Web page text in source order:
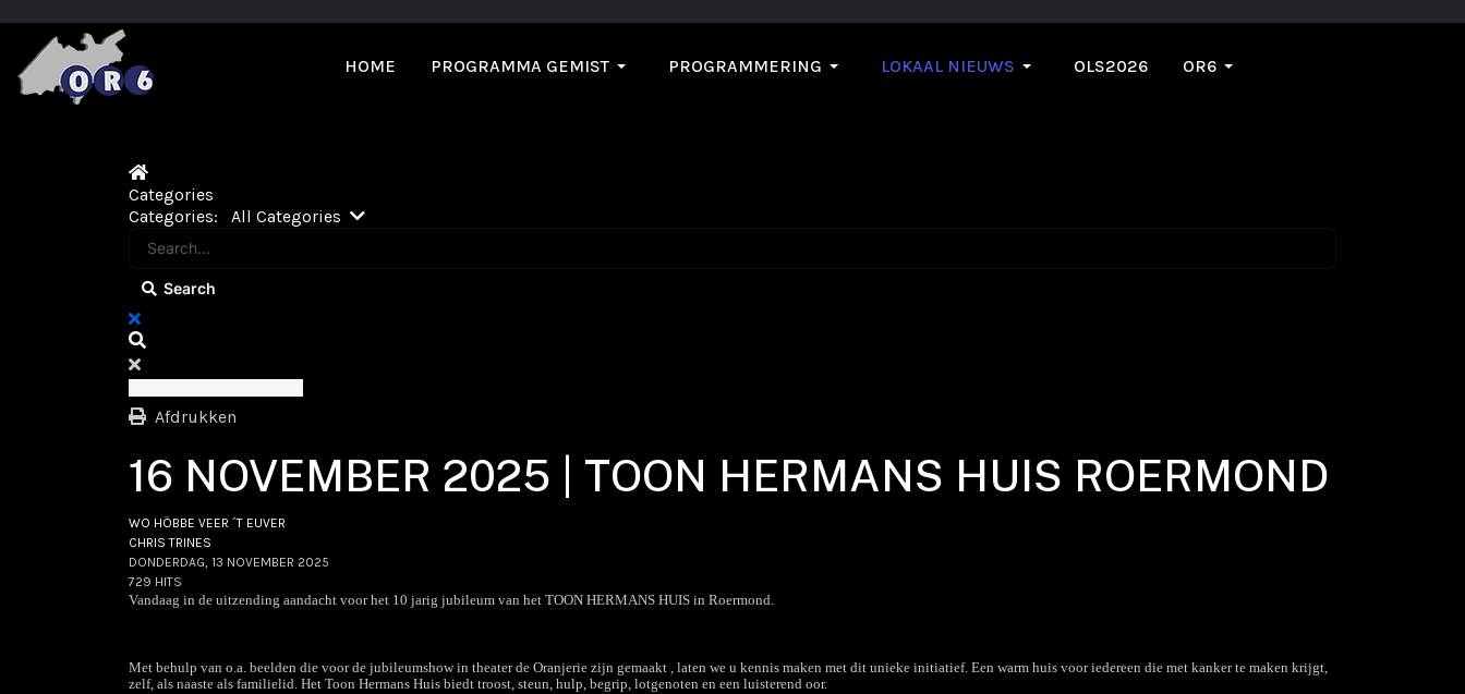
HOME PROGRAMMA GEMIST PROGRAMMERING LOKAAL NIEUWS OLS2026 OR6
Home
Categories
Categories:
All Categories Search...
Search
x
Afdrukken
16 NOVEMBER 2025 | TOON HERMANS HUIS ROERMOND
WO HÖBBE VEER ´T EUVER
CHRIS TRINES
DONDERDAG, 13 NOVEMBER 2025
729 HITS
Vandaag in de uitzending aandacht voor het 10 jarig jubileum van het TOON HERMANS HUIS in Roermond.
Met behulp van o.a. beelden die voor de jubileumshow in theater de Oranjerie zijn gemaakt , laten we u kennis maken met dit unieke initiatief. Een warm huis voor iedereen die met kanker te maken krijgt,
zelf, als naaste als familielid. Het Toon Hermans Huis biedt troost, steun, hulp, begrip, lotgenoten en een luisterend oor.